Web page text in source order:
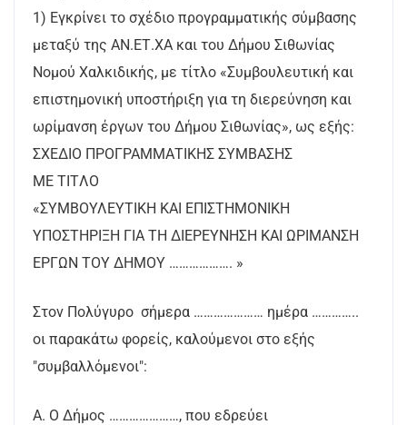
1) Εγκρίνει το σχέδιο προγραμματικής σύμβασης
μεταξύ της ΑΝ.ΕΤ.ΧΑ και του Δήμου Σιθωνίας
Νομού Χαλκιδικής, με τίτλο «Συμβουλευτική και
επιστημονική υποστήριξη για τη διερεύνηση και
ωρίμανση έργων του Δήμου Σιθωνίας», ως εξής:
ΣΧΕΔΙΟ ΠΡΟΓΡΑΜΜΑΤΙΚΗΣ ΣΥΜΒΑΣΗΣ
ME TITΛΟ
«ΣΥΜΒΟΥΛΕΥΤΙΚΗ ΚΑΙ ΕΠΙΣΤΗΜΟΝΙΚΗ
ΥΠΟΣΤΗΡΙΞΗ ΓΙΑ ΤΗ ΔΙΕΡΕΥΝΗΣΗ ΚΑΙ ΩΡΙΜΑΝΣΗ
ΕΡΓΩΝ ΤΟΥ ΔΗΜΟΥ ………………. »
Στον Πολύγυρο σήμερα ………………… ημέρα …………..
οι παρακάτω φορείς, καλούμενοι στο εξής
"συμβαλλόμενοι":
Α. Ο Δήμος …………………, που εδρεύει